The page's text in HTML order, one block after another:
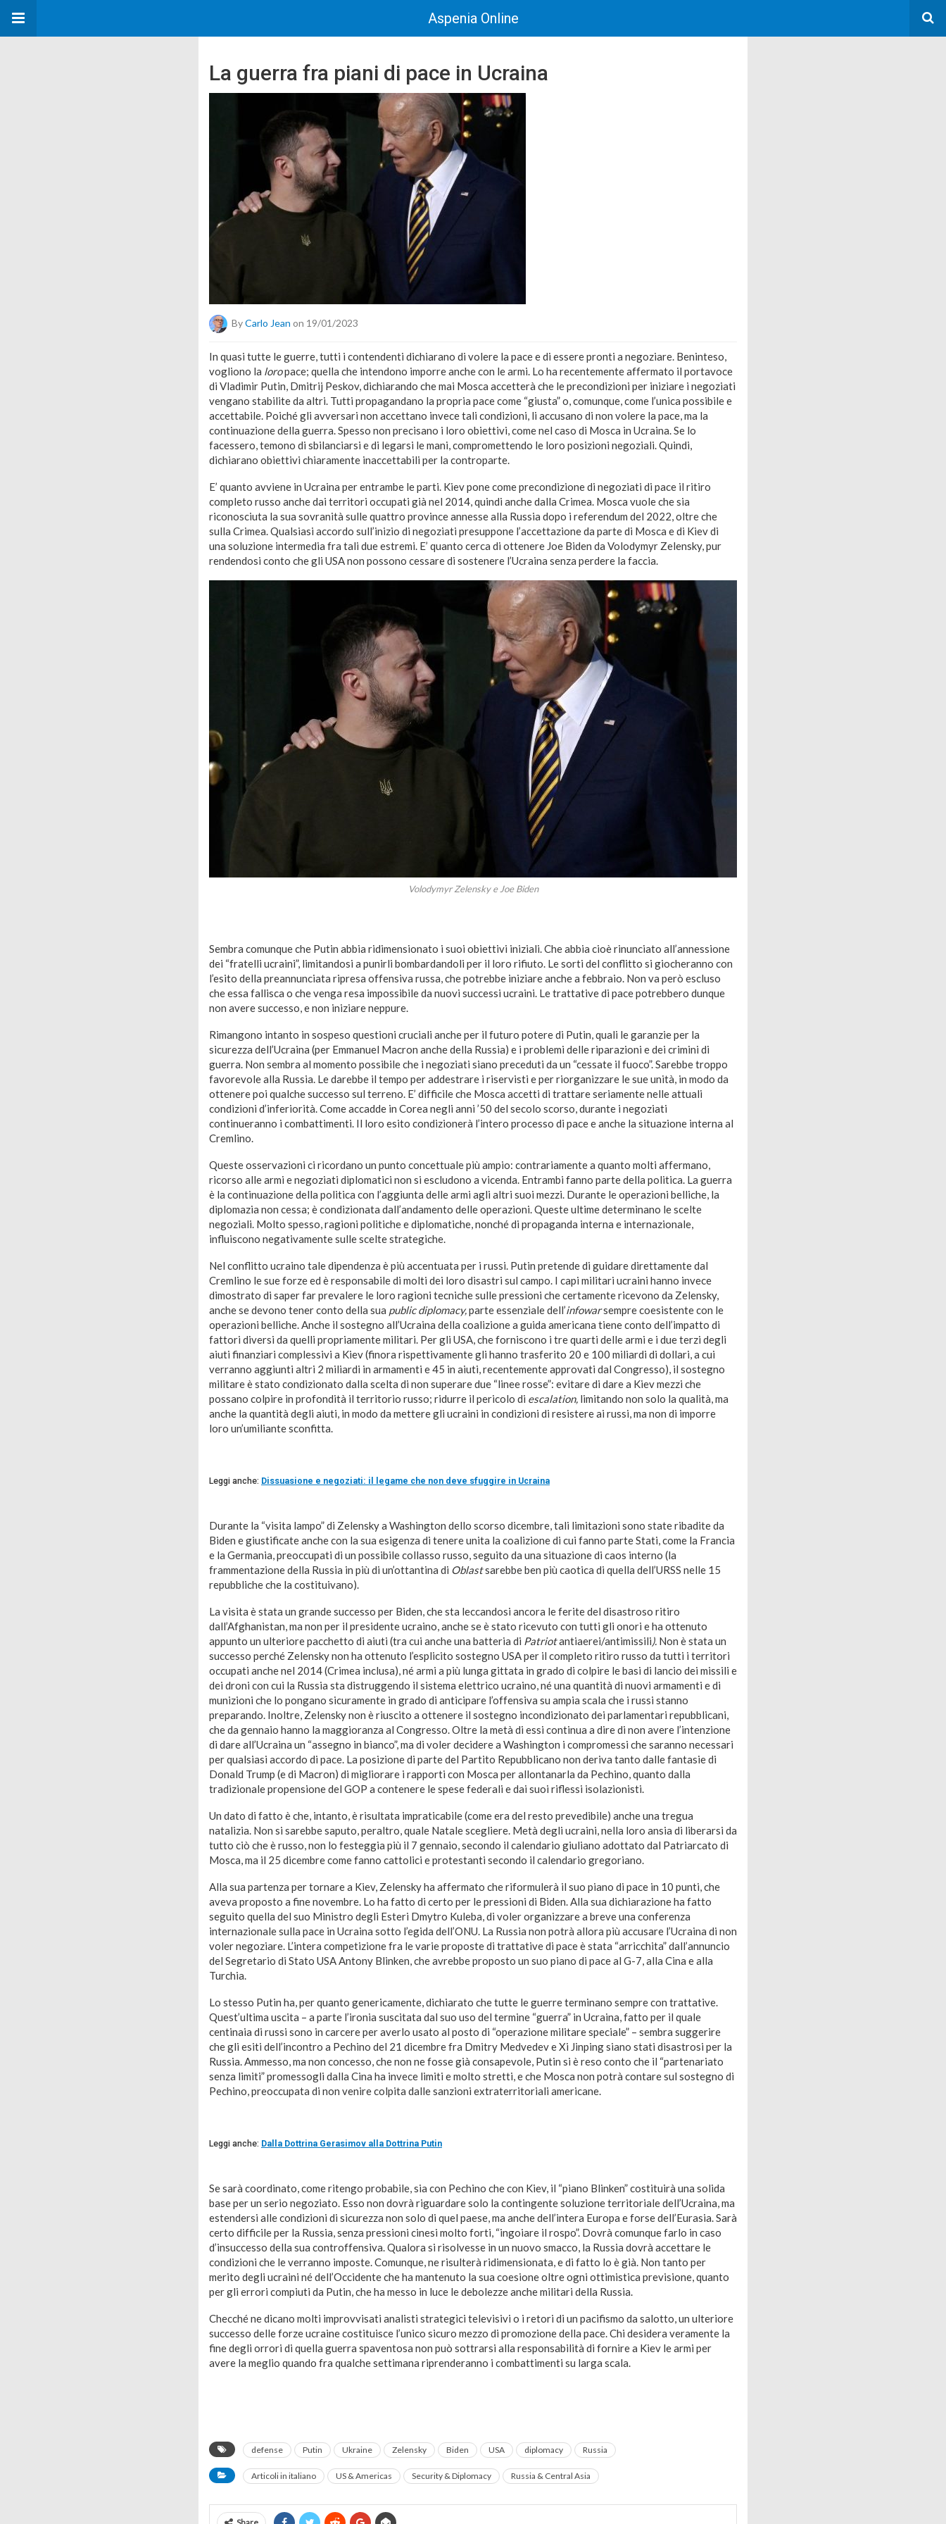
Aspenia Online
La guerra fra piani di pace in Ucraina
ByCarlo Jean on 19/01/2023
In quasi tutte le guerre, tutti i contendenti dichiarano di volere la pace e di essere pronti a negoziare. Beninteso,
vogliono la loropace; quella che intendono imporre anche con le armi. Lo ha recentemente affermato il portavoce
di Vladimir Putin, Dmitrij Peskov, dichiarando che mai Mosca accetterà che le precondizioni per iniziare i negoziati
vengano stabilite da altri. Tutti propagandano la propria pace come “giusta” o, comunque, come l’unica possibile e
accettabile. Poiché gli avversari non accettano invece tali condizioni, li accusano di non volere la pace, ma la
continuazione della guerra. Spesso non precisano i loro obiettivi, come nel caso di Mosca in Ucraina. Se lo
facessero, temono di sbilanciarsi e di legarsi le mani, compromettendo le loro posizioni negoziali. Quindi,
dichiarano obiettivi chiaramente inaccettabili per la controparte.
E’ quanto avviene in Ucraina per entrambe le parti. Kiev pone come precondizione di negoziati di pace il ritiro
completo russo anche dai territori occupati già nel 2014, quindi anche dalla Crimea. Mosca vuole che sia
riconosciuta la sua sovranità sulle quattro province annesse alla Russia dopo i referendum del 2022, oltre che
sulla Crimea. Qualsiasi accordo sull’inizio di negoziati presuppone l’accettazione da parte di Mosca e di Kiev di
una soluzione intermedia fra tali due estremi. E’ quanto cerca di ottenere Joe Biden da Volodymyr Zelensky, pur
rendendosi conto che gli USA non possono cessare di sostenere l’Ucraina senza perdere la faccia.
Volodymyr Zelensky e Joe Biden
Sembra comunque che Putin abbia ridimensionato i suoi obiettivi iniziali. Che abbia cioè rinunciato all’annessione
dei “fratelli ucraini”, limitandosi a punirli bombardandoli per il loro rifiuto. Le sorti del conflitto si giocheranno con
l’esito della preannunciata ripresa offensiva russa, che potrebbe iniziare anche a febbraio. Non va però escluso
che essa fallisca o che venga resa impossibile da nuovi successi ucraini. Le trattative di pace potrebbero dunque
non avere successo, e non iniziare neppure.
Rimangono intanto in sospeso questioni cruciali anche per il futuro potere di Putin, quali le garanzie per la
sicurezza dell’Ucraina (per Emmanuel Macron anche della Russia) e i problemi delle riparazioni e dei crimini di
guerra. Non sembra al momento possibile che i negoziati siano preceduti da un “cessate il fuoco”. Sarebbe troppo
favorevole alla Russia. Le darebbe il tempo per addestrare i riservisti e per riorganizzare le sue unità, in modo da
ottenere poi qualche successo sul terreno. E’ difficile che Mosca accetti di trattare seriamente nelle attuali
condizioni d’inferiorità. Come accadde in Corea negli anni ’50 del secolo scorso, durante i negoziati
continueranno i combattimenti. Il loro esito condizionerà l’intero processo di pace e anche la situazione interna al
Cremlino.
Queste osservazioni ci ricordano un punto concettuale più ampio: contrariamente a quanto molti affermano,
ricorso alle armi e negoziati diplomatici non si escludono a vicenda. Entrambi fanno parte della politica. La guerra
è la continuazione della politica con l’aggiunta delle armi agli altri suoi mezzi. Durante le operazioni belliche, la
diplomazia non cessa; è condizionata dall’andamento delle operazioni. Queste ultime determinano le scelte
negoziali. Molto spesso, ragioni politiche e diplomatiche, nonché di propaganda interna e internazionale,
influiscono negativamente sulle scelte strategiche.
Nel conflitto ucraino tale dipendenza è più accentuata per i russi. Putin pretende di guidare direttamente dal
Cremlino le sue forze ed è responsabile di molti dei loro disastri sul campo. I capi militari ucraini hanno invece
dimostrato di saper far prevalere le loro ragioni tecniche sulle pressioni che certamente ricevono da Zelensky,
anche se devono tener conto della sua public diplomacy,parte essenziale dell’infowarsempre coesistente con le
operazioni belliche. Anche il sostegno all’Ucraina della coalizione a guida americana tiene conto dell’impatto di
fattori diversi da quelli propriamente militari. Per gli USA, che forniscono i tre quarti delle armi e i due terzi degli
aiuti finanziari complessivi a Kiev (finora rispettivamente gli hanno trasferito 20 e 100 miliardi di dollari, a cui
verranno aggiunti altri 2 miliardi in armamenti e 45 in aiuti, recentemente approvati dal Congresso), il sostegno
militare è stato condizionato dalla scelta di non superare due “linee rosse”: evitare di dare a Kiev mezzi che
possano colpire in profondità il territorio russo; ridurre il pericolo di escalation, limitando non solo la qualità, ma
anche la quantità degli aiuti, in modo da mettere gli ucraini in condizioni di resistere ai russi, ma non di imporre
loro un’umiliante sconfitta.
Leggi anche: Dissuasione e negoziati: il legame che non deve sfuggire in Ucraina
Durante la “visita lampo” di Zelensky a Washington dello scorso dicembre, tali limitazioni sono state ribadite da
Biden e giustificate anche con la sua esigenza di tenere unita la coalizione di cui fanno parte Stati, come la Francia
e la Germania, preoccupati di un possibile collasso russo, seguito da una situazione di caos interno (la
frammentazione della Russia in più di un’ottantina di Oblastsarebbe ben più caotica di quella dell’URSS nelle 15
repubbliche che la costituivano).
La visita è stata un grande successo per Biden, che sta leccandosi ancora le ferite del disastroso ritiro
dall’Afghanistan, ma non per il presidente ucraino, anche se è stato ricevuto con tutti gli onori e ha ottenuto
appunto un ulteriore pacchetto di aiuti (tra cui anche una batteria di Patriotantiaerei/antimissili). Non è stata un
successo perché Zelensky non ha ottenuto l’esplicito sostegno USA per il completo ritiro russo da tutti i territori
occupati anche nel 2014 (Crimea inclusa), né armi a più lunga gittata in grado di colpire le basi di lancio dei missili e
dei droni con cui la Russia sta distruggendo il sistema elettrico ucraino, né una quantità di nuovi armamenti e di
munizioni che lo pongano sicuramente in grado di anticipare l’offensiva su ampia scala che i russi stanno
preparando. Inoltre, Zelensky non è riuscito a ottenere il sostegno incondizionato dei parlamentari repubblicani,
che da gennaio hanno la maggioranza al Congresso. Oltre la metà di essi continua a dire di non avere l’intenzione
di dare all’Ucraina un “assegno in bianco”, ma di voler decidere a Washington i compromessi che saranno necessari
per qualsiasi accordo di pace. La posizione di parte del Partito Repubblicano non deriva tanto dalle fantasie di
Donald Trump (e di Macron) di migliorare i rapporti con Mosca per allontanarla da Pechino, quanto dalla
tradizionale propensione del GOP a contenere le spese federali e dai suoi riflessi isolazionisti.
Un dato di fatto è che, intanto, è risultata impraticabile (come era del resto prevedibile) anche una tregua
natalizia. Non si sarebbe saputo, peraltro, quale Natale scegliere. Metà degli ucraini, nella loro ansia di liberarsi da
tutto ciò che è russo, non lo festeggia più il 7 gennaio, secondo il calendario giuliano adottato dal Patriarcato di
Mosca, ma il 25 dicembre come fanno cattolici e protestanti secondo il calendario gregoriano.
Alla sua partenza per tornare a Kiev, Zelensky ha affermato che riformulerà il suo piano di pace in 10 punti, che
aveva proposto a fine novembre. Lo ha fatto di certo per le pressioni di Biden. Alla sua dichiarazione ha fatto
seguito quella del suo Ministro degli Esteri Dmytro Kuleba, di voler organizzare a breve una conferenza
internazionale sulla pace in Ucraina sotto l’egida dell’ONU. La Russia non potrà allora più accusare l’Ucraina di non
voler negoziare. L’intera competizione fra le varie proposte di trattative di pace è stata “arricchita” dall’annuncio
del Segretario di Stato USA Antony Blinken, che avrebbe proposto un suo piano di pace al G-7, alla Cina e alla
Turchia.
Lo stesso Putin ha, per quanto genericamente, dichiarato che tutte le guerre terminano sempre con trattative.
Quest’ultima uscita – a parte l’ironia suscitata dal suo uso del termine “guerra” in Ucraina, fatto per il quale
centinaia di russi sono in carcere per averlo usato al posto di “operazione militare speciale” – sembra suggerire
che gli esiti dell’incontro a Pechino del 21 dicembre fra Dmitry Medvedev e Xi Jinping siano stati disastrosi per la
Russia. Ammesso, ma non concesso, che non ne fosse già consapevole, Putin si è reso conto che il “partenariato
senza limiti” promessogli dalla Cina ha invece limiti e molto stretti, e che Mosca non potrà contare sul sostegno di
Pechino, preoccupata di non venire colpita dalle sanzioni extraterritoriali americane.
Leggi anche: Dalla Dottrina Gerasimov alla Dottrina Putin
Se sarà coordinato, come ritengo probabile, sia con Pechino che con Kiev, il “piano Blinken” costituirà una solida
base per un serio negoziato. Esso non dovrà riguardare solo la contingente soluzione territoriale dell’Ucraina, ma
estendersi alle condizioni di sicurezza non solo di quel paese, ma anche dell’intera Europa e forse dell’Eurasia. Sarà
certo difficile per la Russia, senza pressioni cinesi molto forti, “ingoiare il rospo”. Dovrà comunque farlo in caso
d’insuccesso della sua controffensiva. Qualora si risolvesse in un nuovo smacco, la Russia dovrà accettare le
condizioni che le verranno imposte. Comunque, ne risulterà ridimensionata, e di fatto lo è già. Non tanto per
merito degli ucraini né dell’Occidente che ha mantenuto la sua coesione oltre ogni ottimistica previsione, quanto
per gli errori compiuti da Putin, che ha messo in luce le debolezze anche militari della Russia.
Checché ne dicano molti improvvisati analisti strategici televisivi o i retori di un pacifismo da salotto, un ulteriore
successo delle forze ucraine costituisce l’unico sicuro mezzo di promozione della pace. Chi desidera veramente la
fine degli orrori di quella guerra spaventosa non può sottrarsi alla responsabilità di fornire a Kiev le armi per
avere la meglio quando fra qualche settimana riprenderanno i combattimenti su larga scala.
defense Putin Ukraine Zelensky Biden USA diplomacy Russia
Articoli in italiano US & Americas Security & Diplomacy Russia & Central Asia